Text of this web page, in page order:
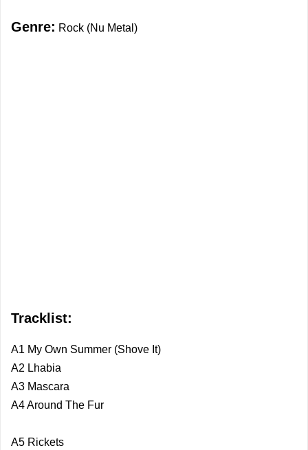
Genre: Rock (Nu Metal)
Tracklist:
A1 My Own Summer (Shove It)
A2 Lhabia
A3 Mascara
A4 Around The Fur
A5 Rickets